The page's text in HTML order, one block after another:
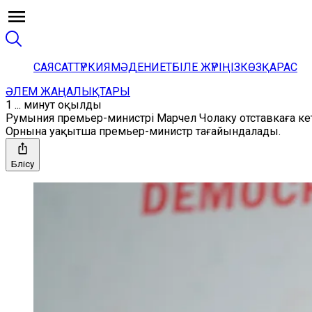
САЯСАТТҮРКИЯМӘДЕНИЕТБІЛЕ ЖҮРІҢІЗКӨЗҚАРАС
ӘЛЕМ ЖАҢАЛЫҚТАРЫ
1 ... минут оқылды
Румыния премьер-министрі Марчел Чолаку отставкаға
Орнына уақытша премьер-министр тағайындалады.
Бөлісу